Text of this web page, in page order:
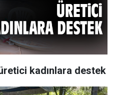
kadınlara destek